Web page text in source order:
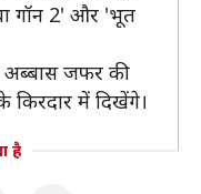
गॉन 2' और 'भूत
जफर की
किरदार में दिखेंगे।
है